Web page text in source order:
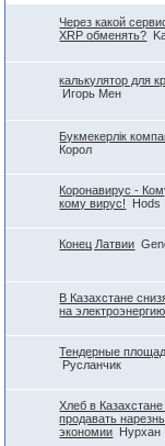
Через какой
XRP обменять?
калькулятор для
Игорь Мен
Букмекерлік
Корол
Коронавирус -
кому вирус!
Hods
Конец Латвии
В Казахстане
на электроэнергию
Тендерные
Русланчик
Хлеб в Казахстане
продавать
экономии
Нурхан